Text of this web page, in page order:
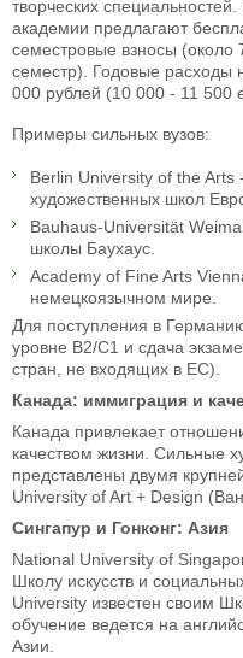
творческих
академии предлагают
семестровые взносы (около
семестр). Годовые расходы
000 рублей (10 000 - 11 500
Примеры сильных вузов:
Berlin University of the Arts
художественных школ
Bauhaus-Universität
школы Баухаус.
Academy of Fine Arts
немецкоязычном мире.
Для поступления в
уровне B2/C1 и сдача
стран, не входящих в ЕС).
Канада: иммиграция и
Канада привлекает
качеством жизни. Сильные
представлены двумя
University of Art + Design
Сингапур и Гонконг: Азия
National University of
Школу искусств и
University известен своим
обучение ведется на
Азии.